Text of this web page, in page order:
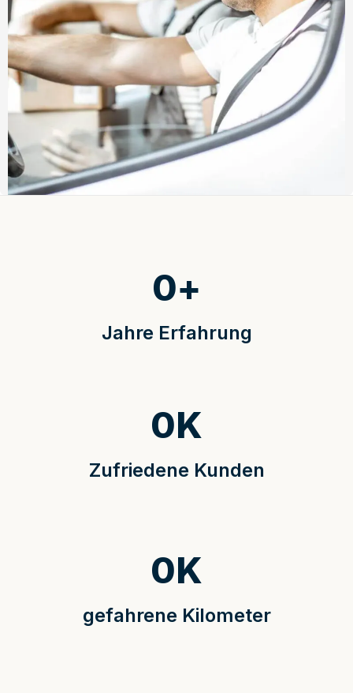
Jahre Erfahrung
0+
Zufriedene Kunden
0K
gefahrene Kilometer
0K